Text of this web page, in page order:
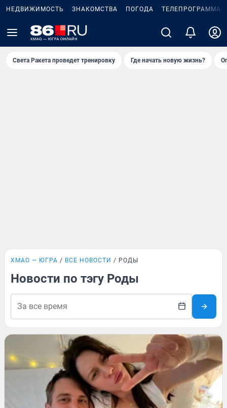
НЕДВИЖИМОСТЬ ЗНАКОМСТВА ПОГОДА ТЕЛЕПРОГРАММА
Света Ракета проведет тренировку Где начать новую жизнь?
ХМАО — ЮГРА ВСЕ НОВОСТИ РОДЫ
Новости по тэгу Роды